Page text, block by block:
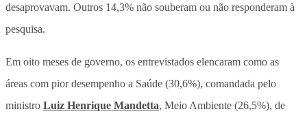
desaprovavam. Outros 14,3% não souberam ou não responderam à
pesquisa.
Em oito meses de governo, os entrevistados elencaram como as
áreas com pior desempenho a Saúde (30,6%), comandada pelo
ministro Luiz Henrique Mandetta, Meio Ambiente (26,5%), de